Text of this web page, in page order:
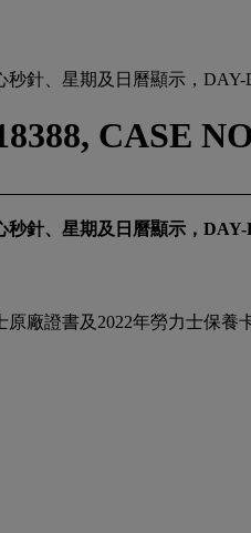
針、星期及日曆顯示，
CASE
針、星期及日曆顯示，
廠證書及2022年勞力士保養